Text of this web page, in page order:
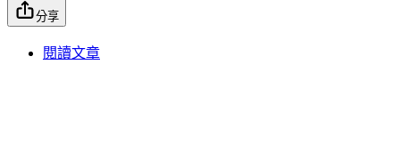
分享
閱讀文章